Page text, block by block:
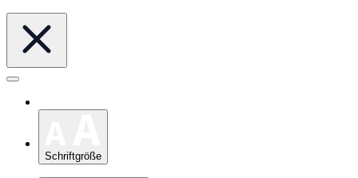
Schriftgröße